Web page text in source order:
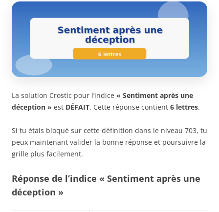
La solution Crostic pour l’indice « Sentiment après une
déception » est DÉFAIT. Cette réponse contient 6 lettres.
Si tu étais bloqué sur cette définition dans le niveau 703, tu
peux maintenant valider la bonne réponse et poursuivre la
grille plus facilement.
Réponse de l’indice « Sentiment après une
déception »